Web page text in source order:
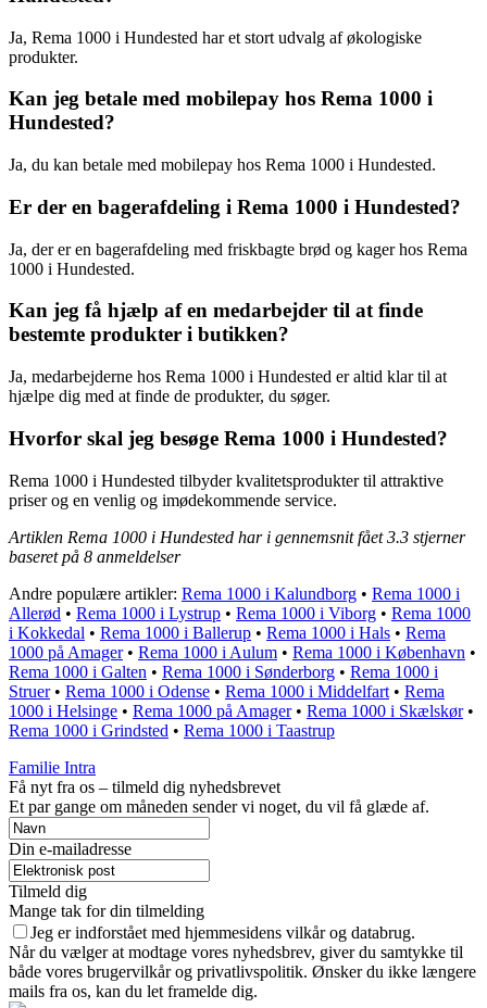
Ja, Rema 1000 i Hundested har et stort udvalg af økologiske
produkter.
Kan jeg betale med mobilepay hos Rema 1000 i
Hundested?
Ja, du kan betale med mobilepay hos Rema 1000 i Hundested.
Er der en bagerafdeling i Rema 1000 i Hundested?
Ja, der er en bagerafdeling med friskbagte brød og kager hos Rema
1000 i Hundested.
Kan jeg få hjælp af en medarbejder til at finde
bestemte produkter i butikken?
Ja, medarbejderne hos Rema 1000 i Hundested er altid klar til at
hjælpe dig med at finde de produkter, du søger.
Hvorfor skal jeg besøge Rema 1000 i Hundested?
Rema 1000 i Hundested tilbyder kvalitetsprodukter til attraktive
priser og en venlig og imødekommende service.
Artiklen Rema 1000 i Hundested har i gennemsnit fået3.3 stjerner
baseret på 8 anmeldelser
Andre populære artikler: Rema 1000 i Kalundborg • Rema 1000 i
Allerød • Rema 1000 i Lystrup • Rema 1000 i Viborg • Rema 1000
i Kokkedal • Rema 1000 i Ballerup • Rema 1000 i Hals • Rema
1000 på Amager• Rema 1000 i Aulum • Rema 1000 i København •
Rema 1000 i Galten • Rema 1000 i Sønderborg • Rema 1000 i
Struer• Rema 1000 i Odense • Rema 1000 i Middelfart • Rema
1000 i Helsinge • Rema 1000 på Amager• Rema 1000 i Skælskør•
Rema 1000 i Grindsted • Rema 1000 i Taastrup
Familie Intra
Få nyt fra os – tilmeld dig nyhedsbrevet
Et par gange om måneden sender vi noget, du vil få glæde af.
Din e-mailadresse
Tilmeld dig
Mange tak for din tilmelding
Jeg er indforstået med hjemmesidens vilkår og databrug.
Når du vælger at modtage vores nyhedsbrev, giver du samtykke til
både vores brugervilkår og privatlivspolitik. Ønsker du ikke længere
mails fra os, kan du let framelde dig.